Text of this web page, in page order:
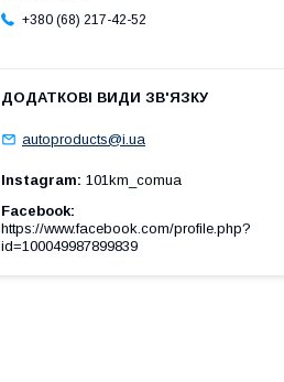
+380 (68) 217-42-52
autoproducts@i.ua
Instagram 101km_comua
Facebook
https://www.facebook.com/profile.php?
id=100049987899839